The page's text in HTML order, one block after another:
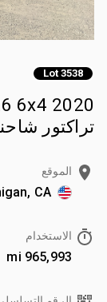
Lot 3538
6x4
تراكتور
الموقع
CA
الاستخدام
965,993 mi